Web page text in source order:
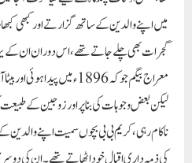
میں اپنے والدین کے ساتھ گزارتے اور کبھی
گجرات بھی چلے جاتے تھے ، اس دوران ان کے
لیکن بعض وجوہات کی بنا پر اور زوجین کے
ناکام رہی ، کریم بی بی بچوں سمیت اپنے